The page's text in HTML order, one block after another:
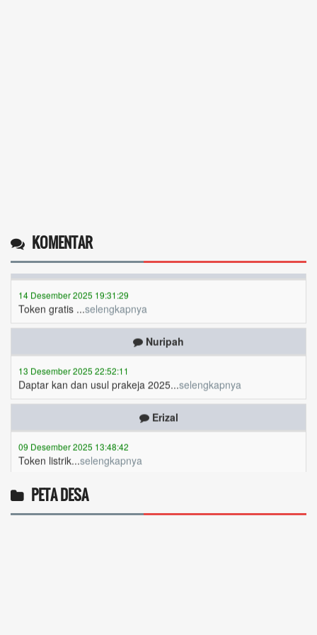
KOMENTAR
14 Desember 2025 19:31:29
Token gratis ...selengkapnya
13 Desember 2025 22:52:11
Daptar kan dan usul prakeja 2025...selengkapnya
09 Desember 2025 13:48:42
selengkapnya
Pulsa gratis ...selengkapnya
PETA DESA